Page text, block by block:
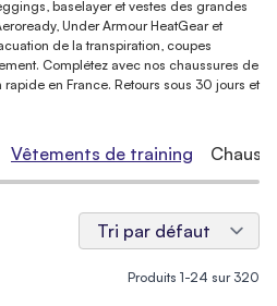
baselayer et vestes des grandes
Under Armour HeatGear et
de la transpiration, coupes
Complétez avec nos chaussures de
en France. Retours sous 30 jours et
Produits 1-24 sur 320
Vêtements de training